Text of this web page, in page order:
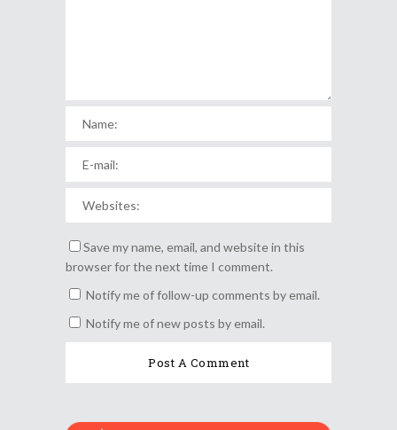
Save my name, email, and website in this
browser for the next time I comment.
Notify me of follow-up comments by email.
Notify me of new posts by email.